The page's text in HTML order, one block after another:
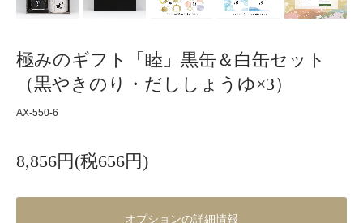
極みのギフト「睦」黒缶＆白缶セット
（黒やきのり・だししょうゆ×3）
AX-550-6
8,856円(税656円)
オプションの詳細情報